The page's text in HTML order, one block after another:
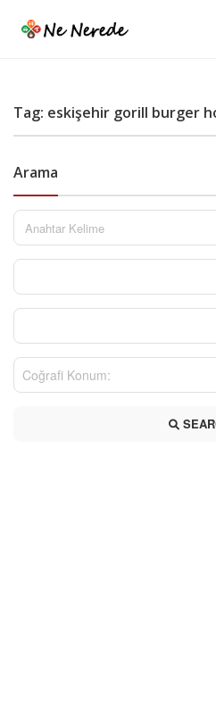
Tag: eskişehir gorill burger
Arama